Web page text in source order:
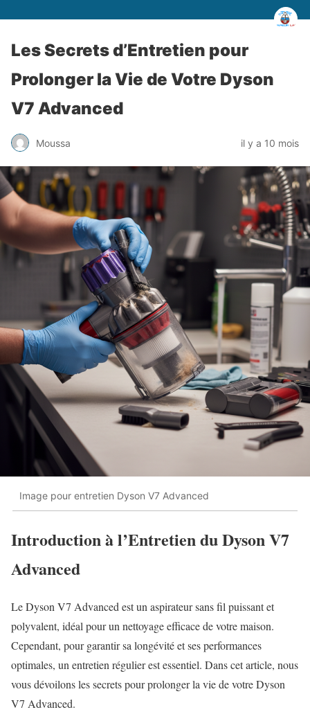
Les Secrets d’Entretien pour
Prolonger la Vie de Votre Dyson
V7 Advanced
Moussa il y a 10 mois
Image pour entretien Dyson V7 Advanced
Introduction à l’Entretien du Dyson V7
Advanced
Le Dyson V7 Advanced est un aspirateur sans fil puissant et
polyvalent, idéal pour un nettoyage efficace de votre maison.
Cependant, pour garantir sa longévité et ses performances
optimales, un entretien régulier est essentiel. Dans cet article, nous
vous dévoilons les secrets pour prolonger la vie de votre Dyson
V7 Advanced.